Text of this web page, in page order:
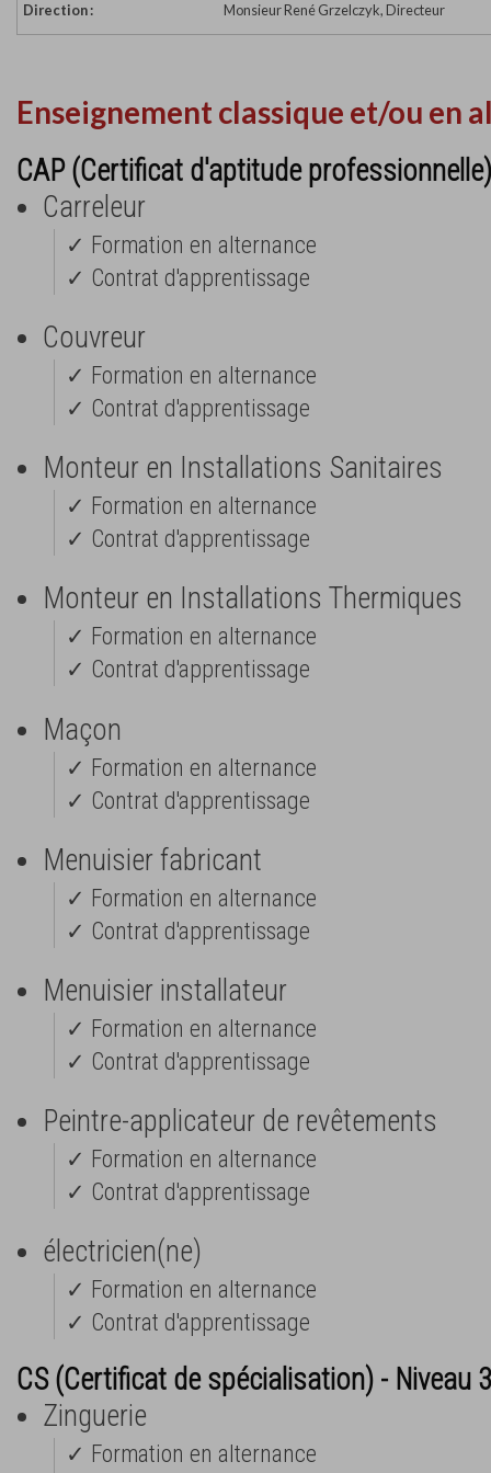
Direction : Monsieur René Grzelczyk, Directeur
Enseignement classique et/ou en
CAP (Certificat d'aptitude professionnelle)
Carreleur
✓ Formation en alternance
✓ Contrat d'apprentissage
Couvreur
✓ Formation en alternance
✓ Contrat d'apprentissage
Monteur en Installations Sanitaires
✓ Formation en alternance
✓ Contrat d'apprentissage
Monteur en Installations Thermiques
✓ Formation en alternance
✓ Contrat d'apprentissage
Maçon
✓ Formation en alternance
✓ Contrat d'apprentissage
Menuisier fabricant
✓ Formation en alternance
✓ Contrat d'apprentissage
Menuisier installateur
✓ Formation en alternance
✓ Contrat d'apprentissage
Peintre-applicateur de revêtements
✓ Formation en alternance
✓ Contrat d'apprentissage
électricien(ne)
✓ Formation en alternance
✓ Contrat d'apprentissage
CS (Certificat de spécialisation) - Niveau 3
Zinguerie
✓ Formation en alternance